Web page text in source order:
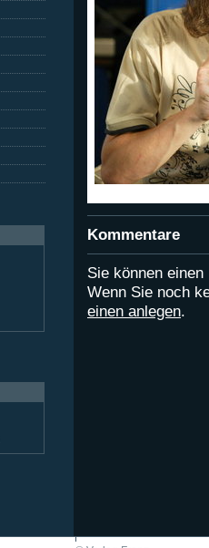
Kommentare
Sie können
Wenn Sie noch
einen anlegen.